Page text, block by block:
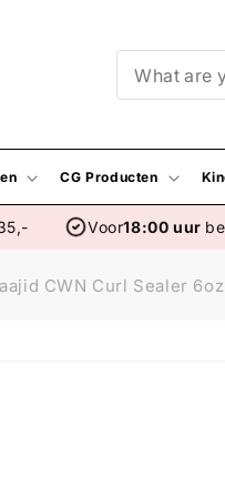
CG Producten
Voor18:00 uur
CWN Curl Sealer 6oz